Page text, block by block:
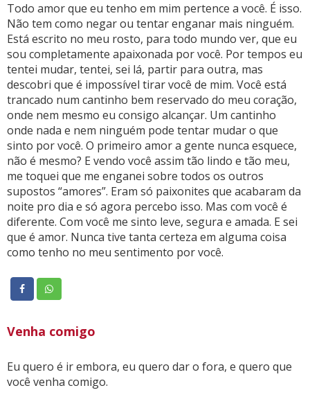
Todo amor que eu tenho em mim pertence a você. É isso.
Não tem como negar ou tentar enganar mais ninguém.
Está escrito no meu rosto, para todo mundo ver, que eu
sou completamente apaixonada por você. Por tempos eu
tentei mudar, tentei, sei lá, partir para outra, mas
descobri que é impossível tirar você de mim. Você está
trancado num cantinho bem reservado do meu coração,
onde nem mesmo eu consigo alcançar. Um cantinho
onde nada e nem ninguém pode tentar mudar o que
sinto por você. O primeiro amor a gente nunca esquece,
não é mesmo? E vendo você assim tão lindo e tão meu,
me toquei que me enganei sobre todos os outros
supostos “amores”. Eram só paixonites que acabaram da
noite pro dia e só agora percebo isso. Mas com você é
diferente. Com você me sinto leve, segura e amada. E sei
que é amor. Nunca tive tanta certeza em alguma coisa
como tenho no meu sentimento por você.
Venha comigo
Eu quero é ir embora, eu quero dar o fora, e quero que
você venha comigo.